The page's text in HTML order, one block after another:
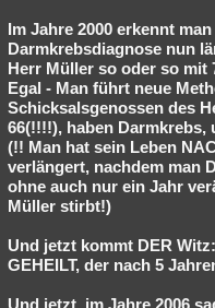
Im Jahre 2000 erkennt
Darmkrebsdiagnose nun
Herr Müller so oder so mit
Egal - Man führt neue
Schicksalsgenossen des
66(!!!!), haben Darmkrebs,
(!! Man hat sein Leben
verlängert, nachdem man
ohne auch nur ein Jahr
Müller stirbt!)
Und jetzt kommt DER Witz:
GEHEILT, der nach 5
Und jetzt, im Jahre 2006